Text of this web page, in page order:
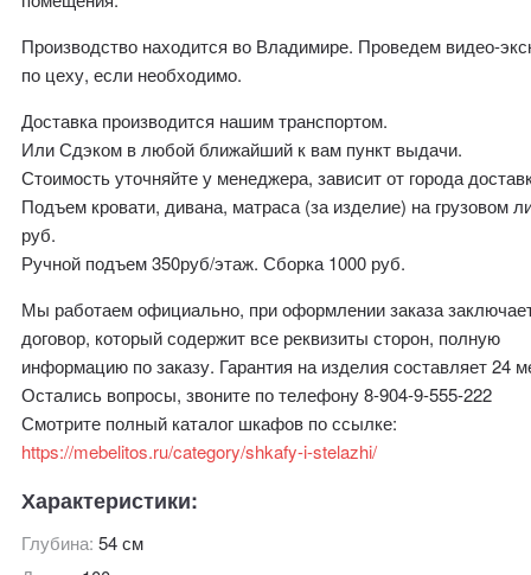
Производство находится во Владимире. Проведем видео-
по цеху, если необходимо.
Доставка производится нашим транспортом.
Или Сдэком в любой ближайший к вам пункт выдачи.
Стоимость уточняйте у менеджера, зависит от города
Подъем кровати, дивана, матраса (за изделие) на грузовом
руб.
Ручной подъем 350руб/этаж. Сборка 1000 руб.
Мы работаем официально, при оформлении заказа
договор, который содержит все реквизиты сторон, полную
информацию по заказу. Гарантия на изделия составляет 24
Остались вопросы, звоните по телефону 8-904-9-555-222
Смотрите полный каталог шкафов по ссылке:
https://mebelitos.ru/category/shkafy-i-stelazhi/
Характеристики:
Глубина:54 см